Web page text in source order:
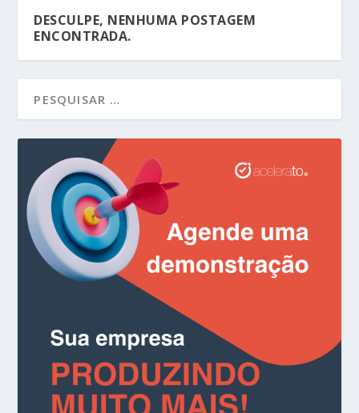
DESCULPE, NENHUMA POSTAGEM
ENCONTRADA.